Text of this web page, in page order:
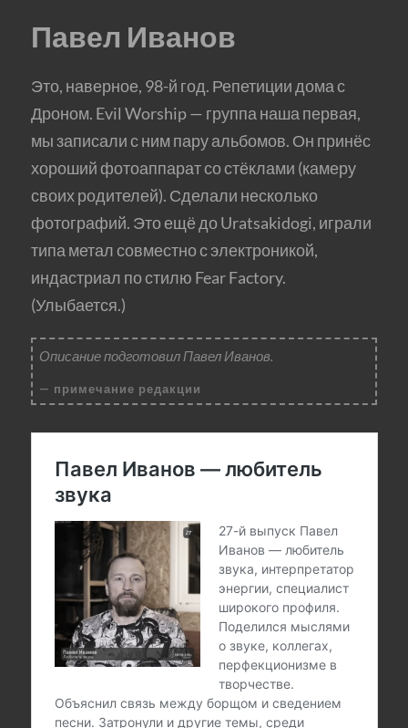
Павел Иванов
Это, наверное, 98-й год. Репетиции дома с
Дроном. Evil Worship — группа наша первая,
мы записали с ним пару альбомов. Он принёс
хороший фотоаппарат со стёклами (камеру
своих родителей). Сделали несколько
фотографий. Это ещё до Uratsakidogi, играли
типа метал совместно с электроникой,
индастриал по стилю Fear Factory.
(Улыбается.)
Описание подготовил Павел Иванов.
примечание редакции